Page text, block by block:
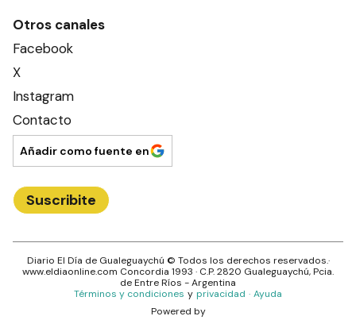
Otros canales
Facebook
X
Instagram
Contacto
Añadir como fuente en
Suscribite
Diario El Día de Gualeguaychú © Todos los derechos reservados.·
www.eldiaonline.com Concordia 1993 · C.P.2820 Gualeguaychú, Pcia.
deEntre Ríos - Argentina
Términos y condiciones y privacidad · Ayuda
Powered by